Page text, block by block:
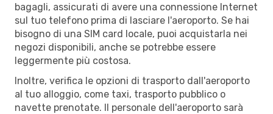
bagagli, assicurati di avere una connessione Internet
sul tuo telefono prima di lasciare l'aeroporto. Se hai
bisogno di una SIM card locale, puoi acquistarla nei
negozi disponibili, anche se potrebbe essere
leggermente più costosa.
Inoltre, verifica le opzioni di trasporto dall'aeroporto
al tuo alloggio, come taxi, trasporto pubblico o
navette prenotate. Il personale dell'aeroporto sarà